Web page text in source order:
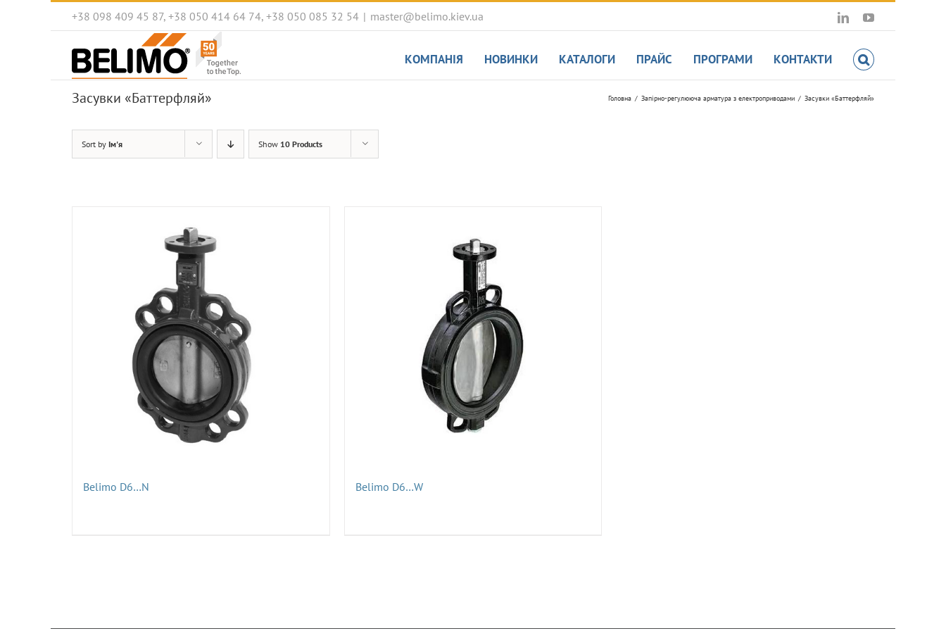
+38 098 409 45 87, +38 050 414 64 74, +38 050 085 32 54 | master@belimo.kiev.ua LinkedInYouTube
КОМПАНІЯ НОВИНКИ КАТАЛОГИ ПРАЙС ПРОГРАМИ КОНТАКТИ
Засувки «Баттерфляй» Головна Запірно-регулююча арматура з електроприводами Засувки «Баттерфляй»
Sort by Ім'я Show 10 Products
Belimo D6…N Belimo D6…W